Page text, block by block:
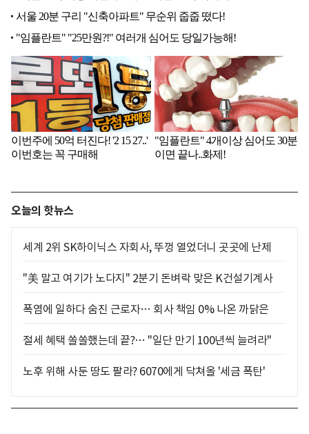
오늘의 핫뉴스
세계 2위 SK하이닉스 자회사, 뚜껑 열었더니 곳곳에 난제
"美 말고 여기가 노다지" 2분기 돈벼락 맞은 K건설기계사
폭염에 일하다 숨진 근로자… 회사 책임 0% 나온 까닭은
절세 혜택 쏠쏠했는데 끝?… "일단 만기 100년씩 늘려라"
노후 위해 사둔 땅도 팔라? 6070에게 닥쳐올 '세금 폭탄'